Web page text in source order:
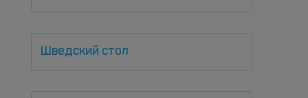
Шведский стол